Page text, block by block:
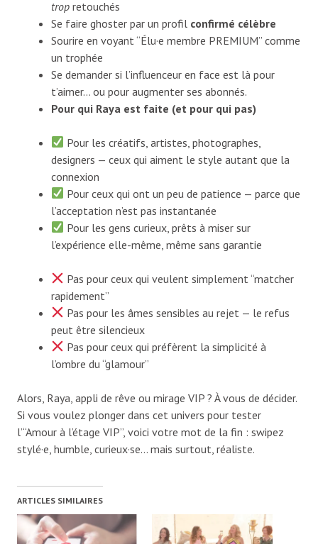
tropretouchés
Se faire ghoster par un profil confirmé célèbre
Sourire en voyant “Élu·e membre PREMIUM” comme
un trophée
Se demander si l’influenceur en face est là pour
t’aimer… ou pour augmenter ses abonnés.
Pour qui Raya est faite (et pour qui pas)
Pour les créatifs, artistes, photographes,
designers — ceux qui aiment le style autant que la
connexion
Pour ceux qui ont un peu de patience — parce que
l’acceptation n’est pas instantanée
Pour les gens curieux, prêts à miser sur
l’expérience elle-même, même sans garantie
Pas pour ceux qui veulent simplement “matcher
rapidement”
Pas pour les âmes sensibles au rejet — le refus
peut être silencieux
Pas pour ceux qui préfèrent la simplicité à
l’ombre du “glamour”
Alors, Raya, appli de rêve ou mirage VIP ? À vous de décider.
Si vous voulez plonger dans cet univers pour tester
l’“Amour à l’étage VIP”, voici votre mot de la fin : swipez
stylé·e, humble, curieux·se… mais surtout, réaliste.
ARTICLES SIMILAIRES